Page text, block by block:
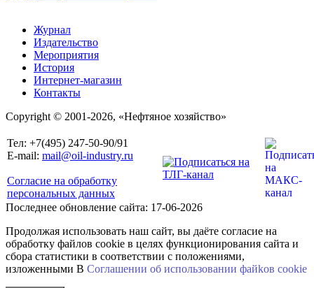
Журнал
Издательство
Мероприятия
История
Интернет-магазин
Контакты
Copyright © 2001-2026, «Нефтяное хозяйство»
Тел: +7(495) 247-50-90/91
E-mail: mail@oil-industry.ru
Согласие на обработку
персональных данных
Последнее обновление сайта: 17-06-2026
Продолжая использовать наш сайт, вы даёте согласие на
обработку файлов cookie в целях функционирования сайта и
сбора статистики в соответствии с положениями,
изложенными В Соглашении об использовании файkов cookie